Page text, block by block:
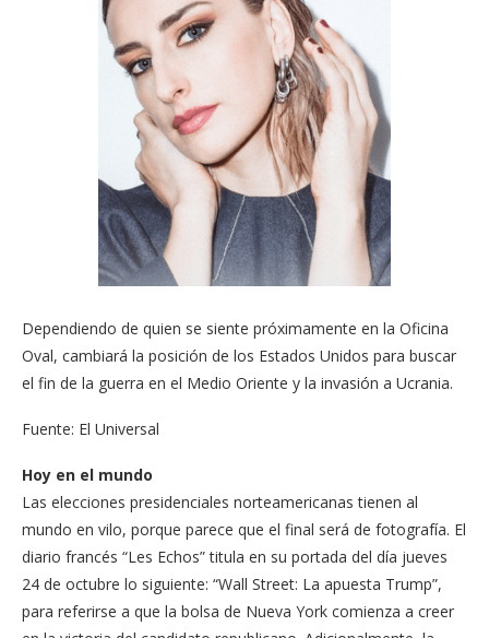
Dependiendo de quien se siente próximamente en la Oficina
Oval, cambiará la posición de los Estados Unidos para buscar
el fin de la guerra en el Medio Oriente y la invasión a Ucrania.
Fuente: El Universal
Hoy en el mundo
Las elecciones presidenciales norteamericanas tienen al
mundo en vilo, porque parece que el final será de fotografía. El
diario francés “Les Echos” titula en su portada del día jueves
24 de octubre lo siguiente: “Wall Street: La apuesta Trump”,
para referirse a que la bolsa de Nueva York comienza a creer